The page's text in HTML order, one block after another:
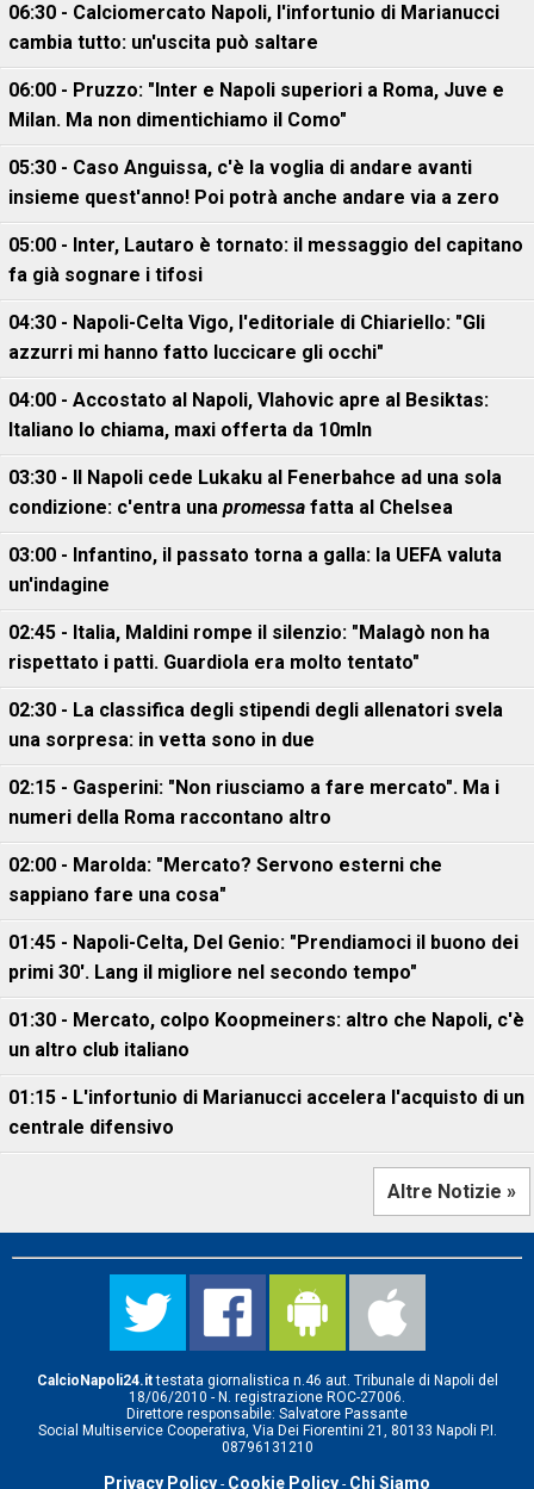
06:30 - Calciomercato Napoli, l'infortunio di Marianucci
cambia tutto: un'uscita può saltare
06:00 - Pruzzo: "Inter e Napoli superiori a Roma, Juve e
Milan. Ma non dimentichiamo il Como"
05:30 - Caso Anguissa, c'è la voglia di andare avanti
insieme quest'anno! Poi potrà anche andare via a zero
05:00 - Inter, Lautaro è tornato: il messaggio del capitano
fa già sognare i tifosi
04:30 - Napoli-Celta Vigo, l'editoriale di Chiariello: "Gli
azzurri mi hanno fatto luccicare gli occhi"
04:00 - Accostato al Napoli, Vlahovic apre al Besiktas:
Italiano lo chiama, maxi offerta da 10mln
03:30 - Il Napoli cede Lukaku al Fenerbahce ad una sola
condizione: c'entra una promessa fatta al Chelsea
03:00 - Infantino, il passato torna a galla: la UEFA valuta
un'indagine
02:45 - Italia, Maldini rompe il silenzio: "Malagò non ha
rispettato i patti. Guardiola era molto tentato"
02:30 - La classifica degli stipendi degli allenatori svela
una sorpresa: in vetta sono in due
02:15 - Gasperini: "Non riusciamo a fare mercato". Ma i
numeri della Roma raccontano altro
02:00 - Marolda: "Mercato? Servono esterni che
sappiano fare una cosa"
01:45 - Napoli-Celta, Del Genio: "Prendiamoci il buono dei
primi 30'. Lang il migliore nel secondo tempo"
01:30 - Mercato, colpo Koopmeiners: altro che Napoli, c'è
un altro club italiano
01:15 - L'infortunio di Marianucci accelera l'acquisto di un
centrale difensivo
Altre Notizie »
CalcioNapoli24.ittestata giornalistica n.46 aut. Tribunale di Napoli del
18/06/2010 - N. registrazione ROC-27006.
Direttore responsabile: Salvatore Passante
Social Multiservice Cooperativa, Via Dei Fiorentini 21, 80133 Napoli P.I.
08796131210
Privacy Policy - Cookie Policy - Chi Siamo